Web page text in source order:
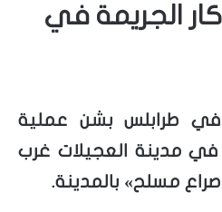
الجريمة في
في طرابلس بشن عملية
في مدينة العجيلات غرب
مسلح» بالمدينة.